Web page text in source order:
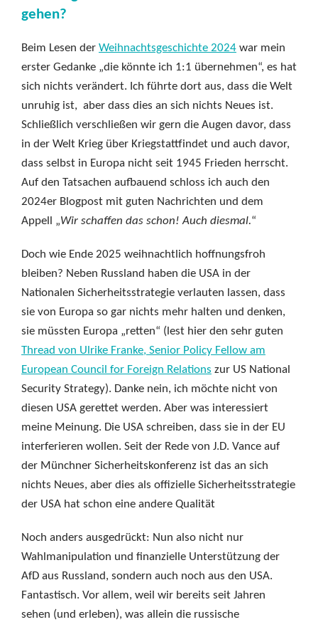
gehen?
Beim Lesen der Weihnachtsgeschichte 2024 war mein
erster Gedanke „die könnte ich 1:1 übernehmen“, es hat
sich nichts verändert. Ich führte dort aus, dass die Welt
unruhig ist, aber dass dies an sich nichts Neues ist.
Schließlich verschließen wir gern die Augen davor, dass
in der Welt Krieg über Kriegstattfindet und auch davor,
dass selbst in Europa nicht seit 1945 Frieden herrscht.
Auf den Tatsachen aufbauend schloss ich auch den
2024er Blogpost mit guten Nachrichten und dem
Appell „Wir schaffen das schon! Auch diesmal.“
Doch wie Ende 2025 weihnachtlich hoffnungsfroh
bleiben? Neben Russland haben die USA in der
Nationalen Sicherheitsstrategie verlauten lassen, dass
sie von Europa so gar nichts mehr halten und denken,
sie müssten Europa „retten“ (lest hier den sehr guten
Thread von Ulrike Franke, Senior Policy Fellow am
European Council for Foreign Relations zur US National
Security Strategy). Danke nein, ich möchte nicht von
diesen USA gerettet werden. Aber was interessiert
meine Meinung. Die USA schreiben, dass sie in der EU
interferieren wollen. Seit der Rede von J.D. Vance auf
der Münchner Sicherheitskonferenz ist das an sich
nichts Neues, aber dies als offizielle Sicherheitsstrategie
der USA hat schon eine andere Qualität
Noch anders ausgedrückt: Nun also nicht nur
Wahlmanipulation und finanzielle Unterstützung der
AfD aus Russland, sondern auch noch aus den USA.
Fantastisch. Vor allem, weil wir bereits seit Jahren
sehen (und erleben), was allein die russische